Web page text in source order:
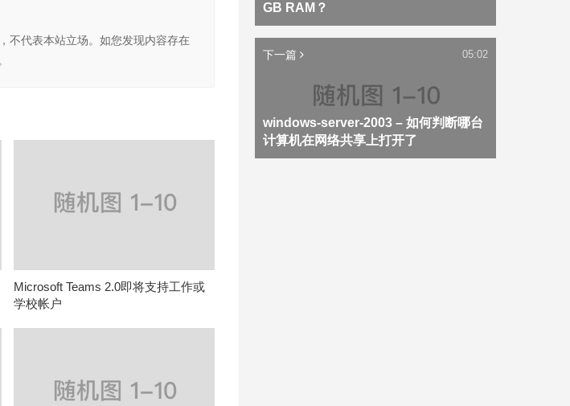
不代表本站立场。如您发现内容存在
Microsoft Teams 2.0即将支持工作或
学校帐户
GB RAM？
下一篇
windows-server-2003 – 如何判断哪台
计算机在网络共享上打开了
05:02